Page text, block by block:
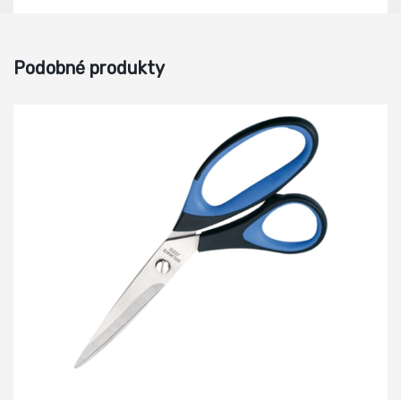
Podobné produkty